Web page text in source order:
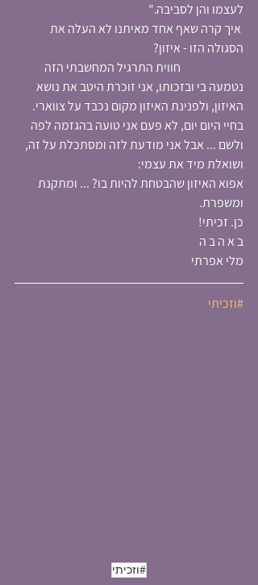
לעצמו והן לסביבה."
איך קרה שאף אחד מאיתנו לא העלה את
הסגולה הזו - איזון?
                          חווית התרגיל המחשבתי הזה
נטמעה בי ובזכותו, אני זוכרת היטב את נושא
האיזון, ולפנינת האיזון מקום נכבד על צווארי.
בחיי היום יום, לא פעם אני טועה בהגזמה לפה
ולשם ... אבל אני מודעת לזה ומסתכלת על זה,
ושואלת מיד את עצמי:
אפוא האיזון שהבטחת להיות בו? ... ומתקנת
ומשפרת.
כן. זכיתי!
ב א ה ב ה
מלי אפרתי
#וזכיתי
#וזכיתי